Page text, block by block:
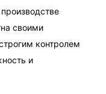
своими
контролем
и